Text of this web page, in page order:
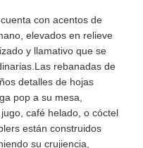
con acentos de
elevados en relieve
y llamativo que se
rebanadas de
detalles de hojas
pop a su mesa,
café helado, o cóctel
están construidos
su crujiencia,